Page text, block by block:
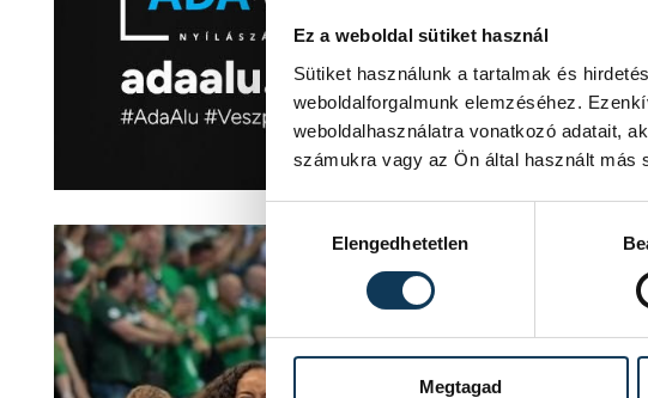
Ez a weboldal sütiket használ
Sütiket használunk a tartalmak és
weboldalforgalmunk elemzéséhez.
weboldalhasználatra vonatkozó adatait,
számukra vagy az Ön által használt más
Elengedhetetlen
Megtagad